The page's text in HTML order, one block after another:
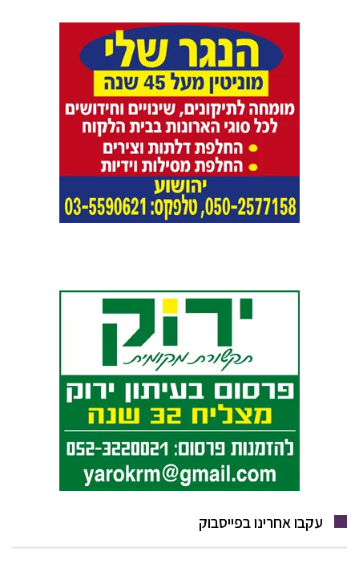
עקבו אחרינו בפייסבוק